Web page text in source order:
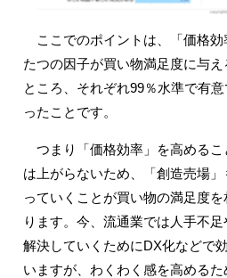
ここでのポイントは、「価格効
たつの因子が買い物満足度に与
ところ、それぞれ99％水準で有
ったことです。
つまり「価格効率」を高めるこ
は上がらないため、「創造売場
っていくことが買い物の満足度
ります。今、流通業では人手不
解決していくためにDX化などで
いますが、わくわく感を高める